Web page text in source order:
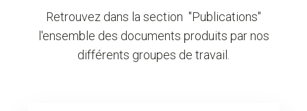
Retrouvez dans la section "Publications"
l'ensemble des documents produits par nos
différents groupes de travail.